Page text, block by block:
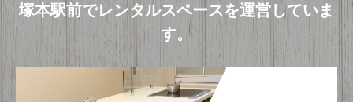
塚本駅前でレンタルスペースを運営していま
す。